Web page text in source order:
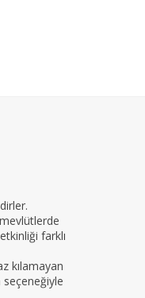
mevlütlerde
farklı
kılamayan